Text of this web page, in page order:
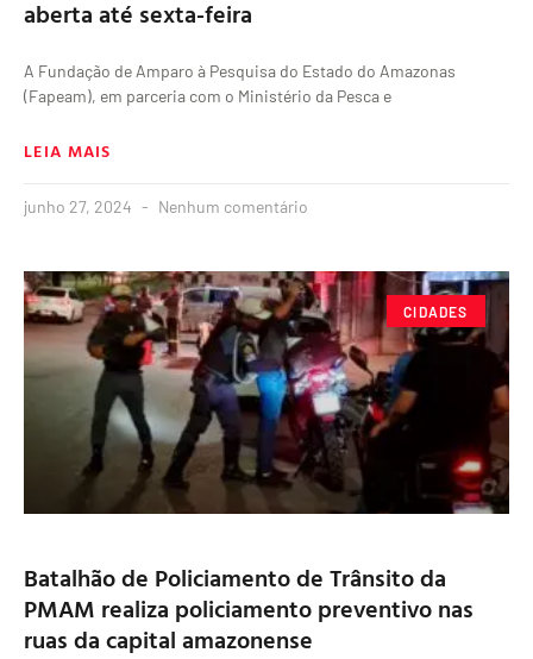
aberta até sexta-feira
A Fundação de Amparo à Pesquisa do Estado do Amazonas
(Fapeam), em parceria com o Ministério da Pesca e
LEIA MAIS
junho 27, 2024 Nenhum comentário
CIDADES
Batalhão de Policiamento de Trânsito da
PMAM realiza policiamento preventivo nas
ruas da capital amazonense